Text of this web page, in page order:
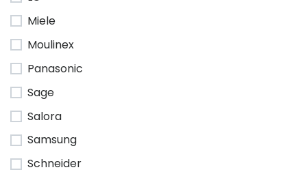
Miele
Moulinex
Panasonic
Sage
Salora
Samsung
Schneider